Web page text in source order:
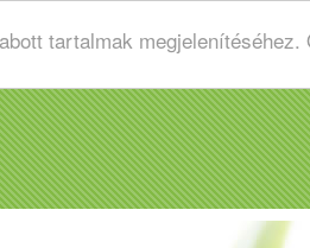
tartalmak megjelenítéséhez.